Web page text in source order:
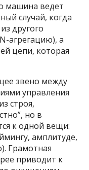
машина ведет
случай, когда
другого
агрегацию), а
цепи, которая
звено между
управления
строя,
но в
к одной вещи:
амплитуде,
Грамотная
приводит к